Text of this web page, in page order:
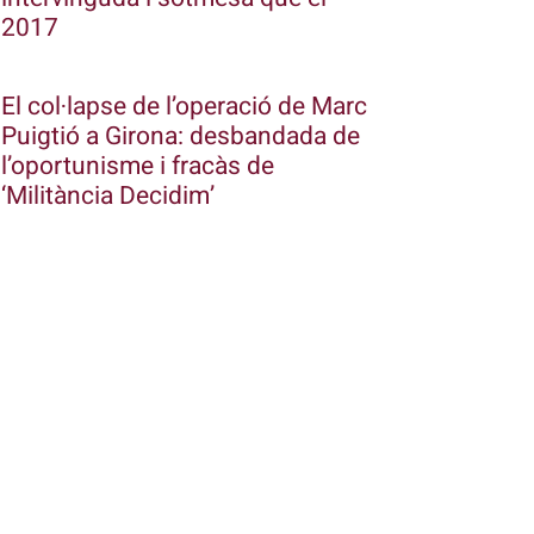
2017
El col·lapse de l’operació de Marc
Puigtió a Girona: desbandada de
l’oportunisme i fracàs de
‘Militància Decidim’